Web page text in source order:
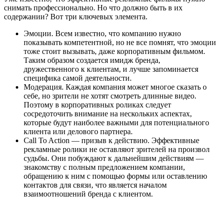
снимать профессионально. Но что должно быть в их
содержании? Вот три ключевых элемента.
Эмоции. Всем известно, что компанию нужно
показывать компетентной, но не все помнят, что эмоции
тоже стоит вызывать, даже корпоративным фильмом.
Таким образом создается имидж бренда,
дружественного к клиентам, и лучше запоминается
специфика самой деятельности.
Модерация. Каждая компания может многое сказать о
себе, но зрители не хотят смотреть длинные видео.
Поэтому в корпоративных роликах следует
сосредоточить внимание на нескольких аспектах,
которые будут наиболее важными для потенциального
клиента или делового партнера.
Call To Action — призыв к действию. Эффективные
рекламные ролики не оставляют зрителей на произвол
судьбы. Они побуждают к дальнейшим действиям —
знакомству с полным предложением компании,
обращению к ним с помощью формы или оставлению
контактов для связи, что является началом
взаимоотношений бренда с клиентом.